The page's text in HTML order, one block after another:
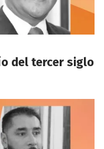
del tercer siglo